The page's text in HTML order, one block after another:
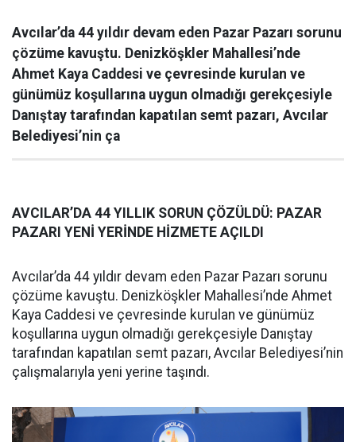
Avcılar’da 44 yıldır devam eden Pazar Pazarı sorunu
çözüme kavuştu. Denizköşkler Mahallesi’nde
Ahmet Kaya Caddesi ve çevresinde kurulan ve
günümüz koşullarına uygun olmadığı gerekçesiyle
Danıştay tarafından kapatılan semt pazarı, Avcılar
Belediyesi’nin ça
AVCILAR’DA 44 YILLIK SORUN ÇÖZÜLDÜ: PAZAR
PAZARI YENİ YERİNDE HİZMETE AÇILDI
Avcılar’da 44 yıldır devam eden Pazar Pazarı sorunu
çözüme kavuştu. Denizköşkler Mahallesi’nde Ahmet
Kaya Caddesi ve çevresinde kurulan ve günümüz
koşullarına uygun olmadığı gerekçesiyle Danıştay
tarafından kapatılan semt pazarı, Avcılar Belediyesi’nin
çalışmalarıyla yeni yerine taşındı.